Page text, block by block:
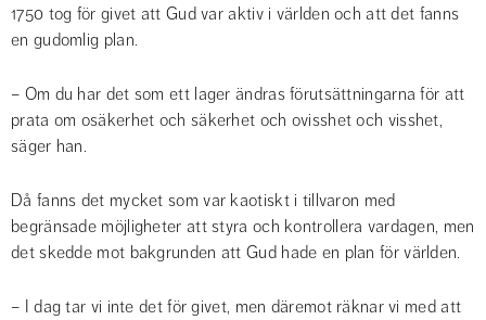
1750 tog för givet att Gud var aktiv i världen och att det fanns
en gudomlig plan.
– Om du har det som ett lager ändras förutsättningarna för att
prata om osäkerhet och säkerhet och ovisshet och visshet,
säger han.
Då fanns det mycket som var kaotiskt i tillvaron med
begränsade möjligheter att styra och kontrollera vardagen, men
det skedde mot bakgrunden att Gud hade en plan för världen.
– I dag tar vi inte det för givet, men däremot räknar vi med att